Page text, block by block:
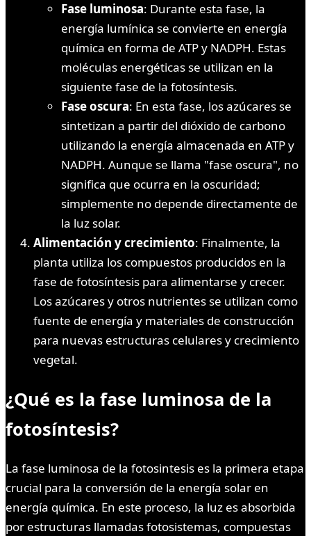
Fase luminosa: Durante esta fase, la
energía lumínica se convierte en energía
química en forma de ATP y NADPH. Estas
moléculas energéticas se utilizan en la
siguiente fase de la fotosíntesis.
Fase oscura: En esta fase, los azúcares se
sintetizan a partir del dióxido de carbono
utilizando la energía almacenada en ATP y
NADPH. Aunque se llama "fase oscura", no
significa que ocurra en la oscuridad;
simplemente no depende directamente de
la luz solar.
Alimentación y crecimiento: Finalmente, la
planta utiliza los compuestos producidos en la
fase de fotosíntesis para alimentarse y crecer.
Los azúcares y otros nutrientes se utilizan como
fuente de energía y materiales de construcción
para nuevas estructuras celulares y crecimiento
vegetal.
¿Qué es la fase luminosa de la
fotosíntesis?
La fase luminosa de la fotosintesis es la primera etapa
crucial para la conversión de la energía solar en
energía química. En este proceso, la luz es absorbida
por estructuras llamadas fotosistemas, compuestas